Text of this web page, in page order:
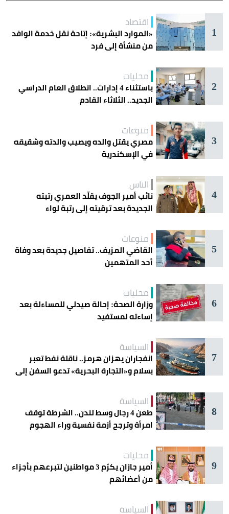
1
اقتصاد
«الموارد البشرية»: إتاحة نقل خدمة الوافد
من منشأة إلى فرد
2
محليات
باستثناء 4 إدارات.. انطلاق العام الدراسي
الجديد.. الثلاثاء القادم
3
منوعات
مصري يقتل والده ويصيب والدته وشقيقه
في الإسكندرية
4
الناس
نائب أمير الجوف يقلّد العمري رتبته
الجديدة بعد ترقيته إلى رتبة لواء
5
منوعات
القاضي المزيف.. تفاصيل جديدة بعد وفاة
أحد المتهمين
6
محليات
وزارة الصحة: إحالة صيدلي للمساءلة بعد
إساءته لمستفيد
7
السياسة
انفجاران يهزان هرمز.. ناقلة نفط تعبر
بسلام و«التجارة البحرية» تدعو السفن إلى
8
السياسة
طعن 4 رجال وسط لندن.. الشرطة توقف
امرأة وترجح أزمة نفسية وراء الهجوم
9
محليات
أمير جازان يكرّم 3 مواطنين لتبرعهم بأجزاء
من أعضائهم
السياسة